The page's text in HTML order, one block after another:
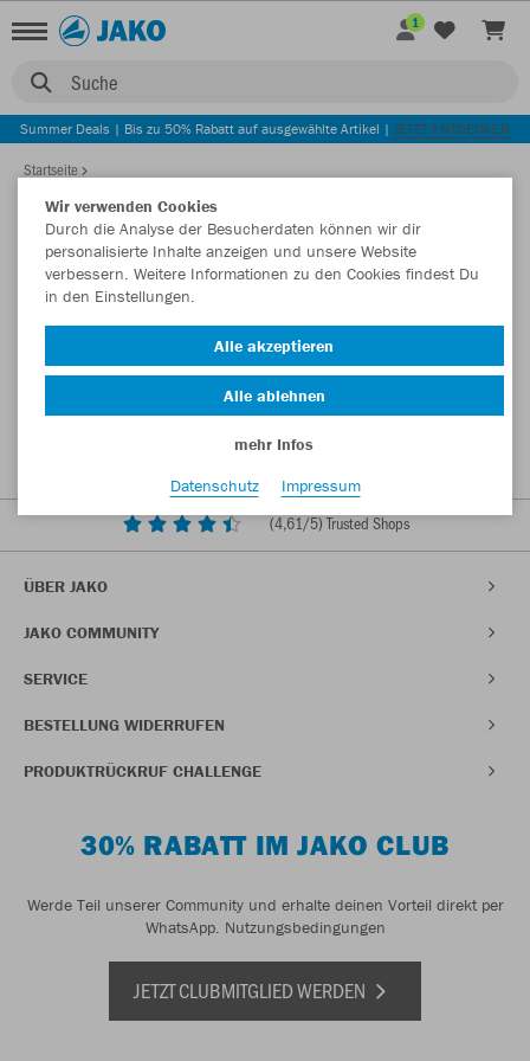
Suche
1
Summer Deals | Bis zu 50% Rabatt auf ausgewählte Artikel | JETZT ENTDECKEN
Startseite
(4,61/5) Trusted Shops
ÜBER JAKO
JAKO COMMUNITY
SERVICE
BESTELLUNG WIDERRUFEN
PRODUKTRÜCKRUF CHALLENGE
30% RABATT IM JAKO CLUB
Werde Teil unserer Community und erhalte deinen Vorteil direkt per
WhatsApp. Nutzungsbedingungen
JETZT CLUBMITGLIED WERDEN
Wir verwenden Cookies
Durch die Analyse der Besucherdaten können wir dir
personalisierte Inhalte anzeigen und unsere Website
verbessern. Weitere Informationen zu den Cookies findest Du
in den Einstellungen.
Alle akzeptieren
Alle ablehnen
mehr Infos
Datenschutz
Impressum